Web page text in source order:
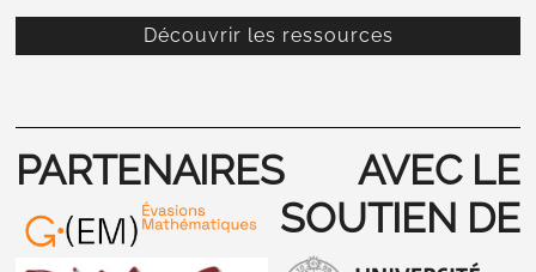
Découvrir les ressources
PARTENAIRES
AVEC LE
SOUTIEN DE